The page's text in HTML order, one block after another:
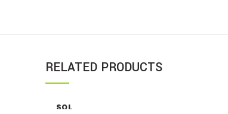
RELATED PRODUCTS
SOL